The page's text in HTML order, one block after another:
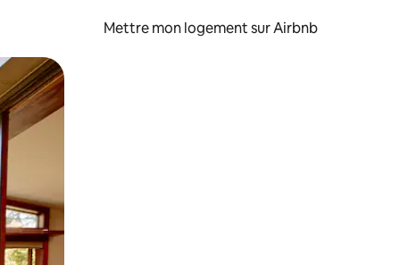
Mettre mon logement sur Airbnb